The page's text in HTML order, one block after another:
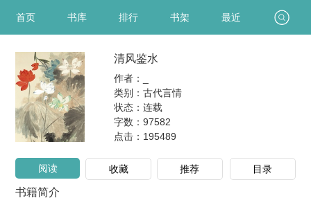
首页 书库 排行 书架 最近
清风鉴水
作者：_
类别：古代言情
状态：连载
字数：97582
点击： 195489
阅读 收藏 推荐 目录
书籍简介